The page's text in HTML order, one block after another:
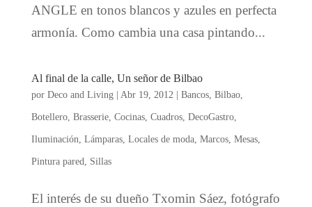
ANGLE en tonos blancos y azules en perfecta
armonía. Como cambia una casa pintando...
Al final de la calle, Un señor de Bilbao
por Deco and Living| Abr 19, 2012 Bancos, Bilbao,
Botellero, Brasserie, Cocinas, Cuadros, DecoGastro,
Iluminación Lámparas, Locales de moda, Marcos, Mesas,
Pintura pared Sillas
El interés de su dueño Txomin Sáez, fotógrafo